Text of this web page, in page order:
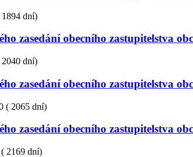
1894 dní)
zasedání obecního zastupitelstva
2040 dní)
zasedání obecního zastupitelstva
( 2065 dní)
zasedání obecního zastupitelstva
( 2169 dní)